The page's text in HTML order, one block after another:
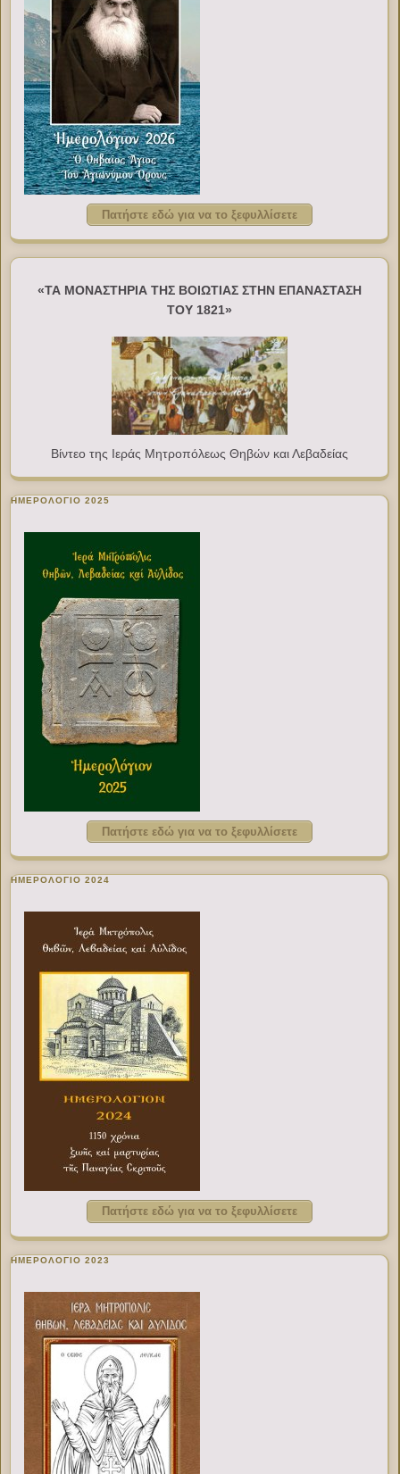
Πατήστε εδώ για να το ξεφυλλίσετε
«ΤΑ ΜΟΝΑΣΤΗΡΙΑ ΤΗΣ ΒΟΙΩΤΙΑΣ ΣΤΗΝ ΕΠΑΝΑΣΤΑΣΗ
ΤΟΥ 1821»
Βίντεο της Ιεράς Μητροπόλεως Θηβών και Λεβαδείας
ΗΜΕΡΟΛΟΓΙΟ 2025
Πατήστε εδώ για να το ξεφυλλίσετε
ΗΜΕΡΟΛΟΓΙΟ 2024
Πατήστε εδώ για να το ξεφυλλίσετε
ΗΜΕΡΟΛΟΓΙΟ 2023